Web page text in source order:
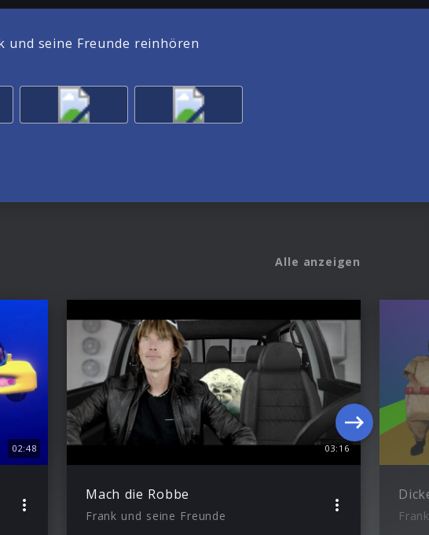
und seine Freunde reinhören
Alle anzeigen
02:48 03:16
Mach die Robbe
Frank und seine Freunde